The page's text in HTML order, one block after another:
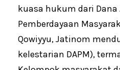
kuasa hukum dari Dana
Pemberdayaan
Qowiyyu, Jatinom
kelestarian DAPM),